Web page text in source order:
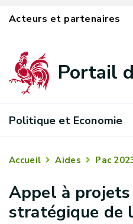
Acteurs et partenaires
Portail
Politique et Economie
Accueil Aides Pac
Appel à
stratégique de